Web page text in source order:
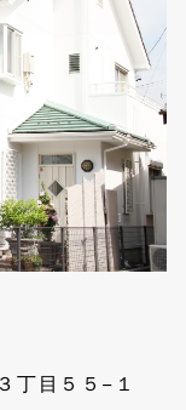
目５５−１